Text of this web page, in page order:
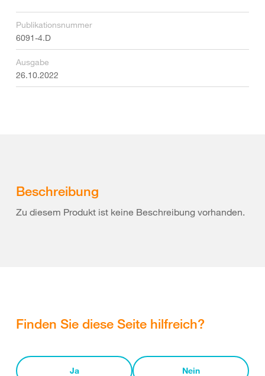
Publikationsnummer
6091-4.D
Ausgabe
26.10.2022
Beschreibung
Zu diesem Produkt ist keine Beschreibung vorhanden.
Finden Sie diese Seite hilfreich?
Ja Nein